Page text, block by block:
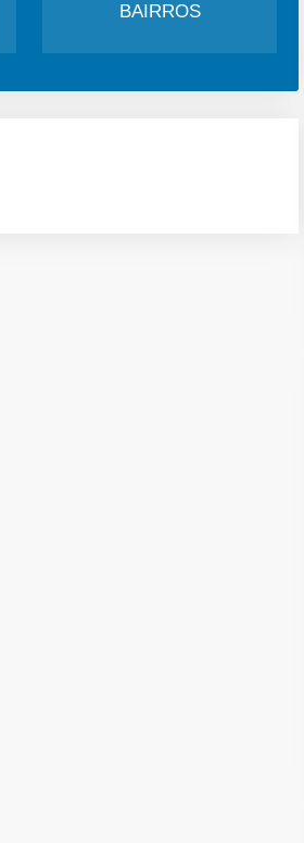
BAIRROS